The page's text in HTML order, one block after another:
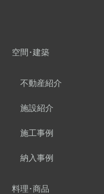
空間･建築
不動産紹介
施設紹介
施工事例
納入事例
料理･商品